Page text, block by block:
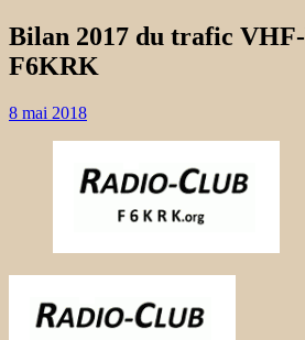
Bilan 2017 du trafic
F6KRK
8 mai 2018